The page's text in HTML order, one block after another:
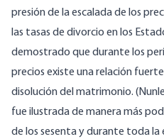
presión de la escalada de los
las tasas de divorcio en los
demostrado que durante los
precios existe una relación
disolución del matrimonio.
fue ilustrada de manera más
de los sesenta y durante toda la